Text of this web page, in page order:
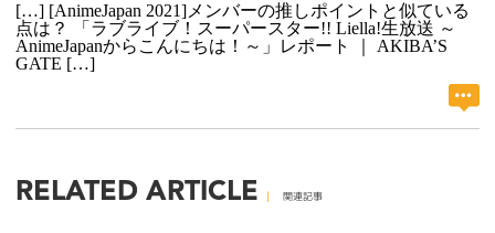
[…] [AnimeJapan 2021]メンバーの推しポイントと似ている
点は？ 「ラブライブ！スーパースター!! Liella!生放送 ～
AnimeJapanからこんにちは！～」レポート ｜ AKIBA’S
GATE […]
RELATED ARTICLE 関連記事